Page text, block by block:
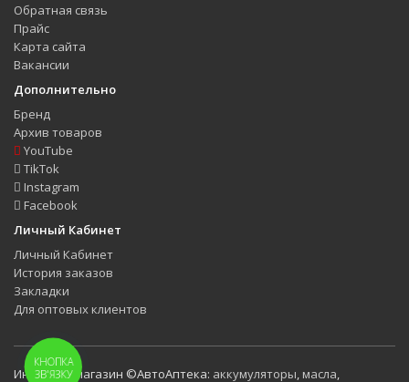
Обратная связь
Прайс
Карта сайта
Вакансии
Дополнительно
Бренд
Архив товаров
YouTube
TikTok
Instagram
Facebook
Личный Кабинет
Личный Кабинет
История заказов
Закладки
Для оптовых клиентов
Интернет-магазин ©АвтоАптека: аккумуляторы масла
КНОПКА
ЗВ'ЯЗКУ